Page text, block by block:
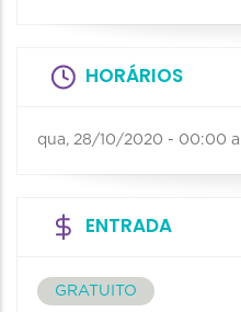
HORÁRIOS
qua, 28/10/2020 - 00:00 a
ENTRADA
GRATUITO